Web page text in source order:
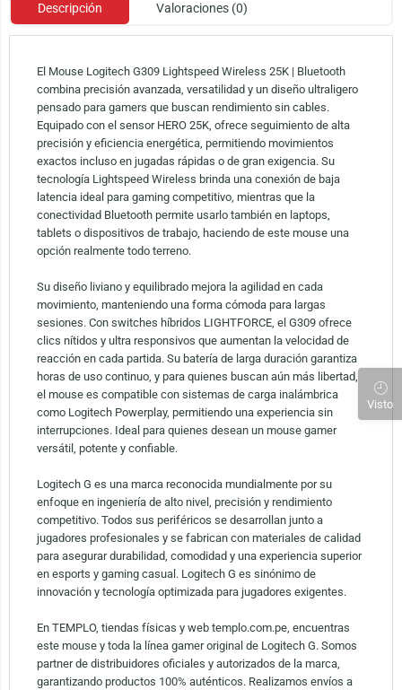
Descripción Valoraciones (0)
El Mouse Logitech G309 Lightspeed Wireless 25K | Bluetooth
combina precisión avanzada, versatilidad y un diseño ultraligero
pensado para gamers que buscan rendimiento sin cables.
Equipado con el sensor HERO 25K, ofrece seguimiento de alta
precisión y eficiencia energética, permitiendo movimientos
exactos incluso en jugadas rápidas o de gran exigencia. Su
tecnología Lightspeed Wireless brinda una conexión de baja
latencia ideal para gaming competitivo, mientras que la
conectividad Bluetooth permite usarlo también en laptops,
tablets o dispositivos de trabajo, haciendo de este mouse una
opción realmente todo terreno.
Su diseño liviano y equilibrado mejora la agilidad en cada
movimiento, manteniendo una forma cómoda para largas
sesiones. Con switches híbridos LIGHTFORCE, el G309 ofrece
clics nítidos y ultra responsivos que aumentan la velocidad de
reacción en cada partida. Su batería de larga duración garantiza
horas de uso continuo, y para quienes buscan aún más libertad,
el mouse es compatible con sistemas de carga inalámbrica
como Logitech Powerplay, permitiendo una experiencia sin
interrupciones. Ideal para quienes desean un mouse gamer
versátil, potente y confiable.
Logitech G es una marca reconocida mundialmente por su
enfoque en ingeniería de alto nivel, precisión y rendimiento
competitivo. Todos sus periféricos se desarrollan junto a
jugadores profesionales y se fabrican con materiales de calidad
para asegurar durabilidad, comodidad y una experiencia superior
en esports y gaming casual. Logitech G es sinónimo de
innovación y tecnología optimizada para jugadores exigentes.
En TEMPLO, tiendas físicas y web templo.com.pe, encuentras
este mouse y toda la línea gamer original de Logitech G. Somos
partner de distribuidores oficiales y autorizados de la marca,
garantizando productos 100% auténticos. Realizamos envíos a
Visto